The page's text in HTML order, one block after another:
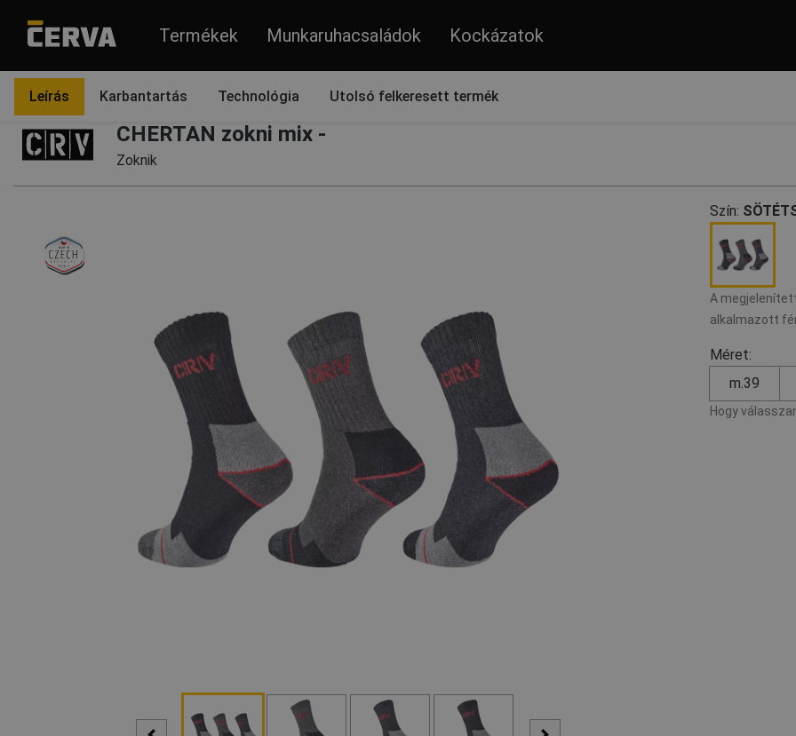
Termékek Munkaruhacsaládok Kockázatok
CHERTAN zokni mix -
Zoknik
Szín:
A
alkalmazott
Méret:
m.39
Hogy
Leírás Karbantartás Technológia Utolsó felkeresett termék